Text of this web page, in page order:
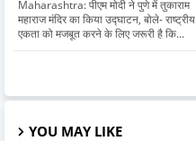
Maharashtra: पीएम मोदी ने पुणे में तुकाराम
महाराज मंदिर का किया उद्घाटन, बोले- राष्ट्रीय
एकता को मजबूत करने के लिए जरूरी है कि...
YOU MAY LIKE